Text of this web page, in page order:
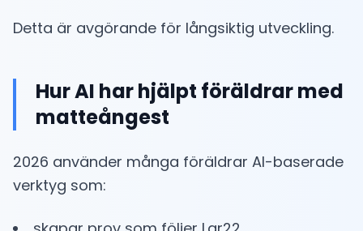
Detta är avgörande för långsiktig utveckling.
Hur AI har hjälpt föräldrar med
matteångest
2026 använder många föräldrar AI-baserade
verktyg som: